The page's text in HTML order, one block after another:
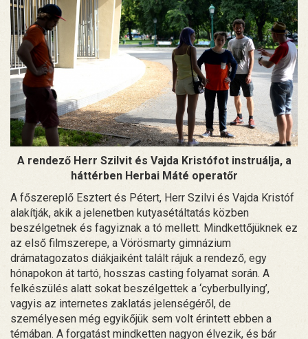
A rendező Herr Szilvit és Vajda Kristófot instruálja, a
háttérben Herbai Máté operatőr
A főszereplő Esztert és Pétert, Herr Szilvi és Vajda Kristóf
alakítják, akik a jelenetben kutyasétáltatás közben
beszélgetnek és fagyiznak a tó mellett. Mindkettőjüknek ez
az első filmszerepe, a Vörösmarty gimnázium
drámatagozatos diákjaiként talált rájuk a rendező, egy
hónapokon át tartó, hosszas casting folyamat során. A
felkészülés alatt sokat beszélgettek a ‘cyberbullying’,
vagyis az internetes zaklatás jelenségéről, de
személyesen még egyikőjük sem volt érintett ebben a
témában. A forgatást mindketten nagyon élvezik, és bár